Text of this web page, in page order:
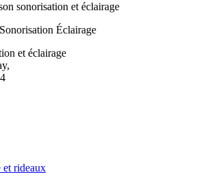
sonorisation et éclairage
et éclairage
et rideaux